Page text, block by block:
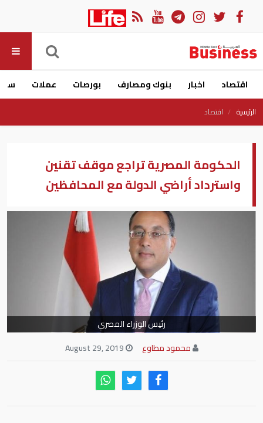
اقتصاد اخبار بنوك ومصارف بورصات عملات
الرئيسية اقتصاد
الحكومة المصرية تراجع موقف تقنين
واسترداد أراضي الدولة مع المحافظين
رئيس الوزراء المصري
محمود مطاوع